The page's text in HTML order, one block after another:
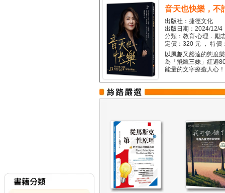
音天也快樂，不
出版社：捷徑文化
出版日期：2024/12/4
分類：教育‧心理．勵
定價：320 元 ， 特價
以風趣又豁達的態度
為「飛鷹三姝」紅遍
能量的文字療癒人心